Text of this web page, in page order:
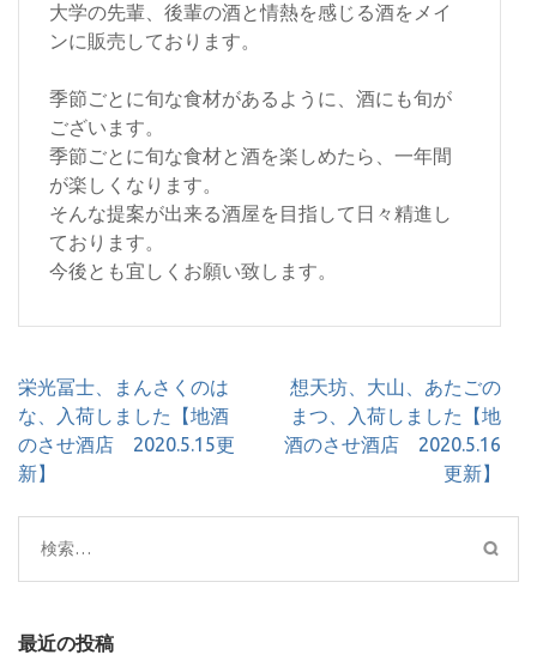
大学の先輩、後輩の酒と情熱を感じる酒をメイ
ンに販売しております。
季節ごとに旬な食材があるように、酒にも旬が
ございます。
季節ごとに旬な食材と酒を楽しめたら、一年間
が楽しくなります。
そんな提案が出来る酒屋を目指して日々精進し
ております。
今後とも宜しくお願い致します。
投
稿
ナ
ビ
シ
ョ
栄光冨士、まんさくのは
な、入荷しました【地酒
のさせ酒店 2020.5.15更
新】
想天坊、大山、あたごの
まつ、入荷しました【地
酒のさせ酒店 2020.5.16
更新】
検
索:
最近の投稿